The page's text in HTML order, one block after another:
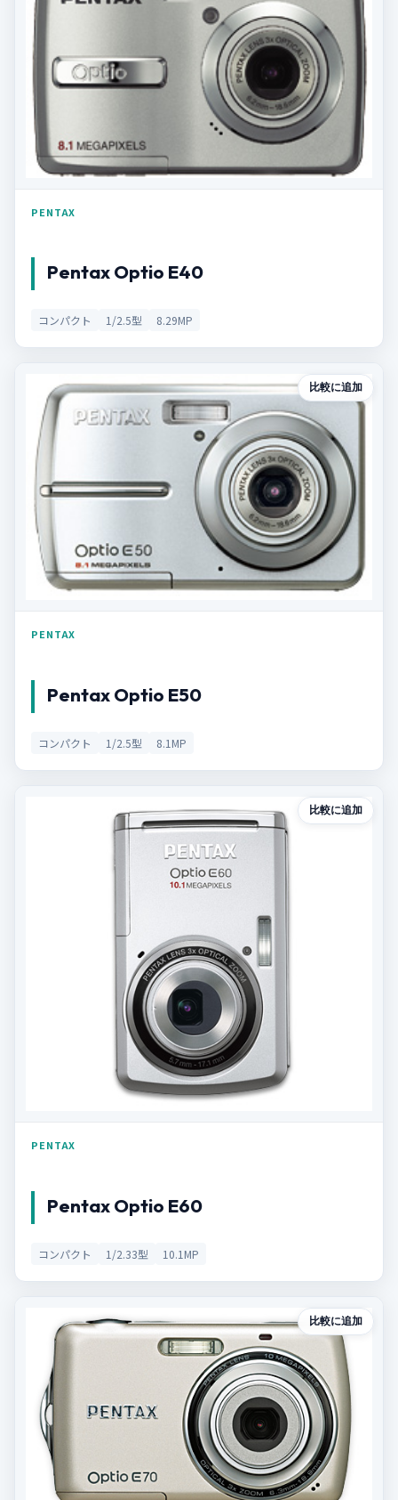
PENTAX
Pentax Optio E40
コンパクト 1/2.5型 8.29MP
比較に追加
PENTAX
Pentax Optio E50
コンパクト 1/2.5型 8.1MP
比較に追加
PENTAX
Pentax Optio E60
コンパクト 1/2.33型 10.1MP
比較に追加